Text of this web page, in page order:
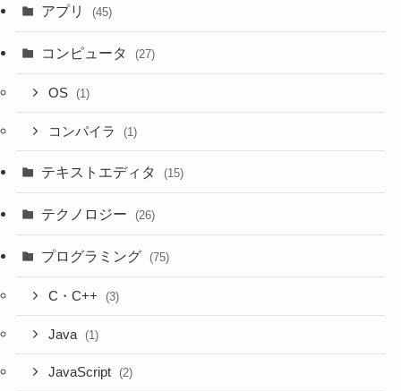
アプリ (45)
コンピュータ (27)
OS (1)
コンパイラ (1)
テキストエディタ (15)
テクノロジー (26)
プログラミング (75)
C・C++ (3)
Java (1)
JavaScript (2)